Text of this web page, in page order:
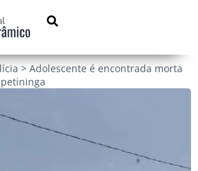
> Adolescente é encontrada morta